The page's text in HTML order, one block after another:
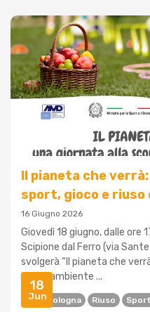
18
Jun
Il pianeta che
sport, gioco e
16 Giugno 2026
Giovedì 18 giugno, dalle ore
Scipione dal Ferro (via
svolgerà “Il pianeta che
sport, ambiente ...
AICS Bologna Riuso